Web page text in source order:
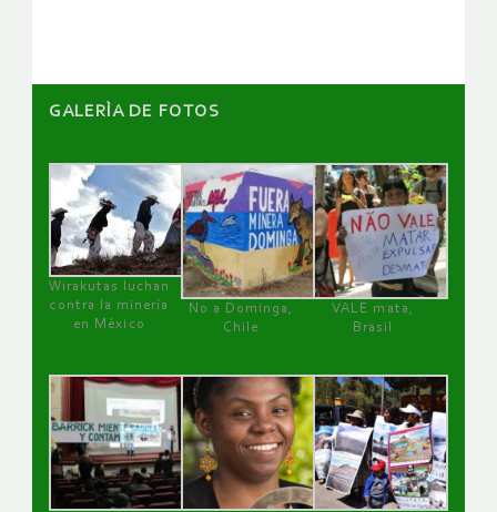
GALERÌA DE FOTOS
Wirakutas luchan
contra la minería
en México
No a Dominga,
Chile
VALE mata,
Brasil